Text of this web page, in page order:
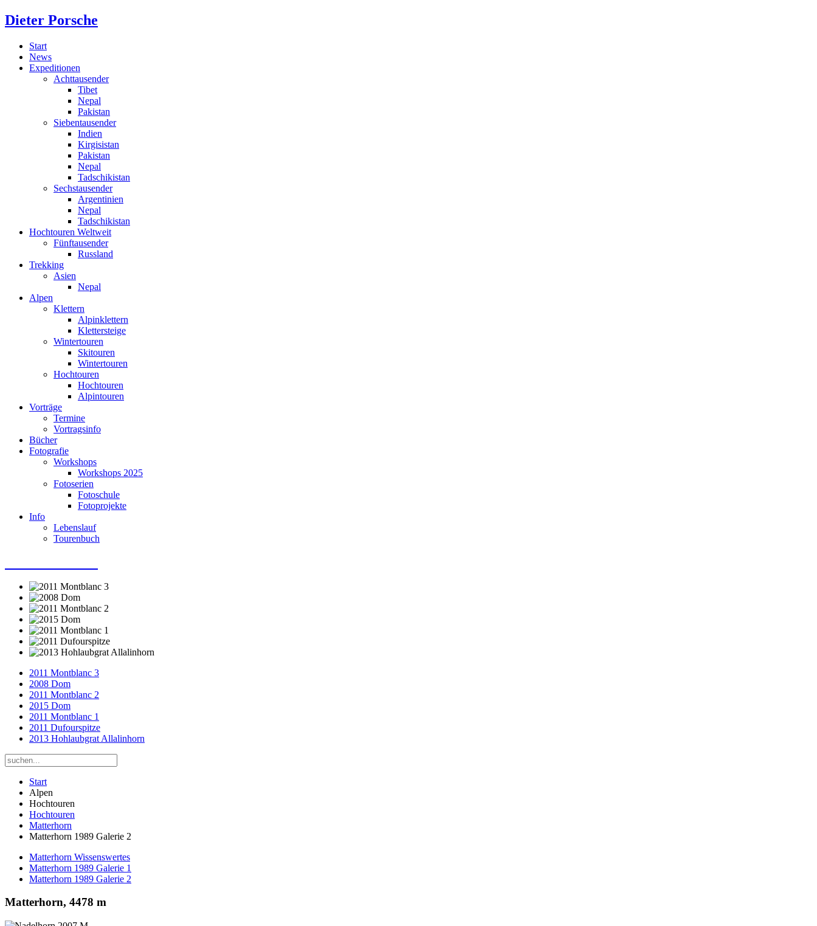
Dieter Porsche
Start
News
Expeditionen
Achttausender
Tibet
Nepal
Pakistan
Siebentausender
Indien
Kirgisistan
Pakistan
Nepal
Tadschikistan
Sechstausender
Argentinien
Nepal
Tadschikistan
Hochtouren Weltweit
Fünftausender
Russland
Trekking
Asien
Nepal
Alpen
Klettern
Alpinklettern
Klettersteige
Wintertouren
Skitouren
Wintertouren
Hochtouren
Hochtouren
Alpintouren
Vorträge
Termine
Vortragsinfo
Bücher
Fotografie
Workshops
Workshops 2025
Fotoserien
Fotoschule
Fotoprojekte
Info
Lebenslauf
Tourenbuch
2011 Montblanc 3
2008 Dom
2011 Montblanc 2
2015 Dom
2011 Montblanc 1
2011 Dufourspitze
2013 Hohlaubgrat Allalinhorn
Start
Alpen
Hochtouren
Hochtouren
Matterhorn
Matterhorn 1989 Galerie 2
Matterhorn Wissenswertes
Matterhorn 1989 Galerie 1
Matterhorn 1989 Galerie 2
Matterhorn, 4478 m